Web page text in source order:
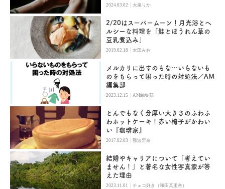
2024.03.02 |大泉りか
2/20はスーパームーン！月光浴とヘ
ルシーな料理を「鮭とほうれん草の
豆乳煮込み」
2019.02.18 |太田みお
メルカリに出すのもな…いらないも
のをもらって困った時の対処法／AM
編集部
2023.12.15 |AM編集部
とんでもなく分厚い大きさのふわふ
わホットケーキ！赤い椅子がかわい
い『珈琲家』
2017.02.03 |難波里奈
結婚やキャリアについて「考えてい
ません！」と著名な女性写真家が答
えた理由
2023.11.01 |チェコ好き（和田真里奈）